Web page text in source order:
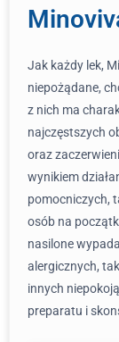
Jak każdy lek,
niepożądane,
z nich ma
najczęstszych
oraz
wynikiem
pomocniczych,
osób na
nasilone
alergicznych,
innych
preparatu i